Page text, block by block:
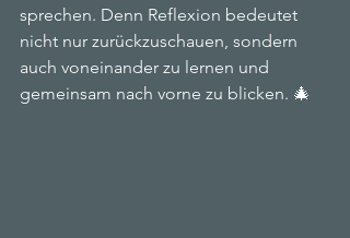
sprechen. Denn Reflexion bedeutet
nicht nur zurückzuschauen, sondern
auch voneinander zu lernen und
gemeinsam nach vorne zu blicken. 🎄